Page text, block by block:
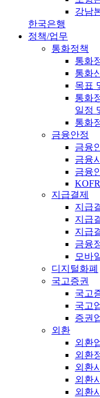
강남
한국은행
정책/업무
통화정책
통화
통화
목표
통화
일정
통화
금융안정
금융
금융
금융
KOFR
지급결제
지급
지급
지급
금융
모바
디지털화폐
국고증권
국고
국고
증권
외환
외환
외환
외환
외환
외환